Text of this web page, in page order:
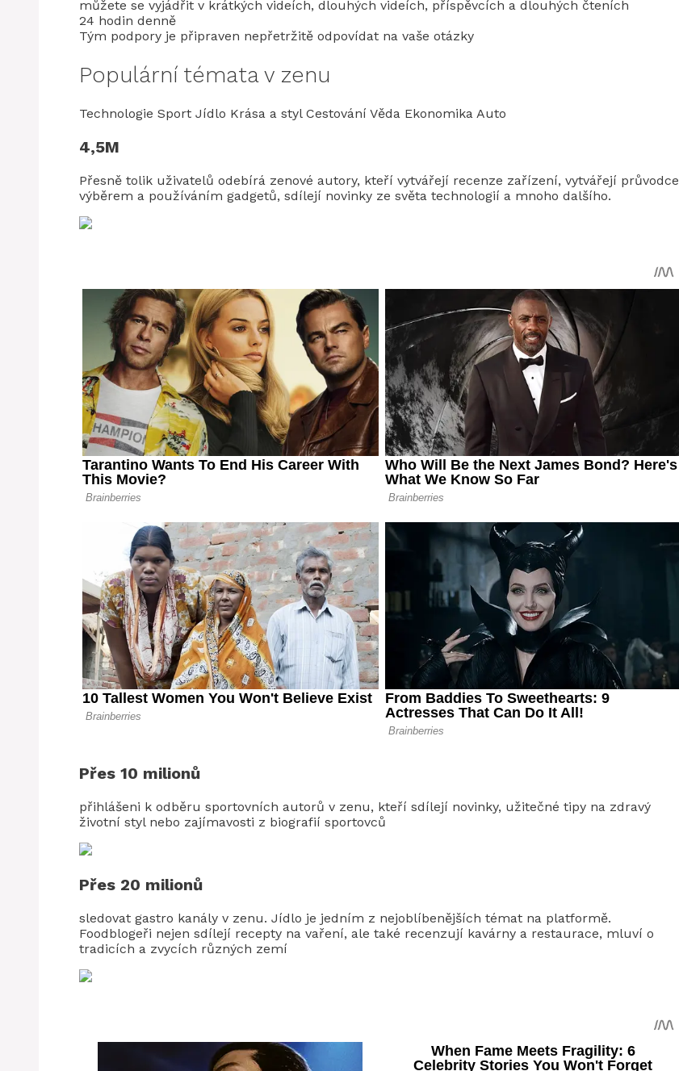
můžete se vyjádřit v krátkých videích, dlouhých videích, příspěvcích a dlouhých čteních
24 hodin denně
Tým podpory je připraven nepřetržitě odpovídat na vaše otázky
Populární témata v zenu
Technologie Sport Jídlo Krása a styl Cestování Věda Ekonomika Auto
4,5M
Přesně tolik uživatelů odebírá zenové autory, kteří vytvářejí recenze zařízení, vytvářejí průvodce
výběrem a používáním gadgetů, sdílejí novinky ze světa technologií a mnoho dalšího.
Přes 10 milionů
přihlášeni k odběru sportovních autorů v zenu, kteří sdílejí novinky, užitečné tipy na zdravý
životní styl nebo zajímavosti z biografií sportovců
Přes 20 milionů
sledovat gastro kanály v zenu. Jídlo je jedním z nejoblíbenějších témat na platformě.
Foodblogeři nejen sdílejí recepty na vaření, ale také recenzují kavárny a restaurace, mluví o
tradicích a zvycích různých zemí